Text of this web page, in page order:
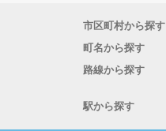
市区町村から探す
町名から探す
路線から探す
駅から探す